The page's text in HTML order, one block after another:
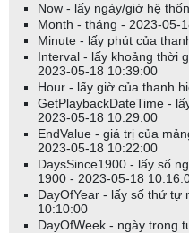
Now - lấy ngày/giờ hệ
Month - tháng - 2023-05-
Minute - lấy phút của
Interval - lấy khoảng thời
2023-05-18 10:39:00
Hour - lấy giờ của thanh
GetPlaybackDateTime -
2023-05-18 10:29:00
EndValue - giá trị của
2023-05-18 10:22:00
DaysSince1900 - lấy số
1900 - 2023-05-18
DayOfYear - lấy số thứ tự
10:10:00
DayOfWeek - ngày trong